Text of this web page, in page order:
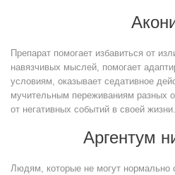
Препарат помогает избавиться от
навязчивых мыслей, помогает
условиям, оказывает седативное
мучительным переживаниям разных
от негативных событий в своей жизни.
Аргентум
Людям, которые не могут нормально